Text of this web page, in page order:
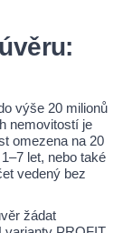
výše 20 milionů
nemovitostí je
omezena na 20
let, nebo také
vedený bez
žádat